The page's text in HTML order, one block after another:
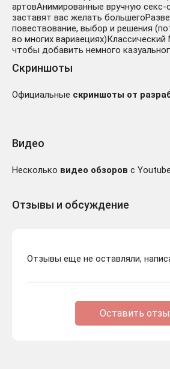
артовАнимированные вручную
заставят вас желать
повествование, выбор и решения
во многих вариаециях)Классический
чтобы добавить немного
Скриншоты
Официальные скриншоты от
Видео
Несколько видео обзоров с
Отзывы и обсуждение
Отзывы еще не оставляли,
Оставить